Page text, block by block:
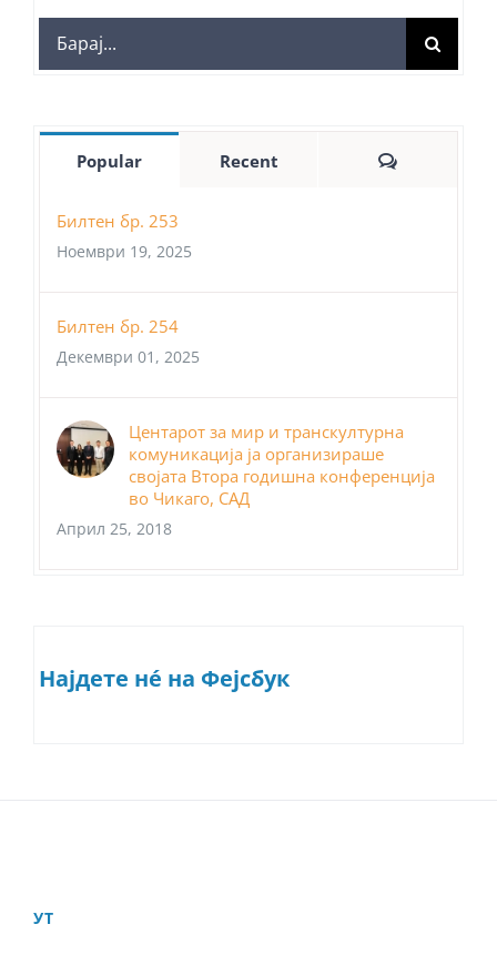
Search
for:
Popular Recent Comments
Билтен бр. 253
Ноември 19, 2025
Билтен бр. 254
Декември 01, 2025
Центарот за мир и транскултурна
комуникација ја организираше
својата Втора годишна конференција
во Чикаго, САД
Април 25, 2018
Најдете нé на Фејсбук
УТ